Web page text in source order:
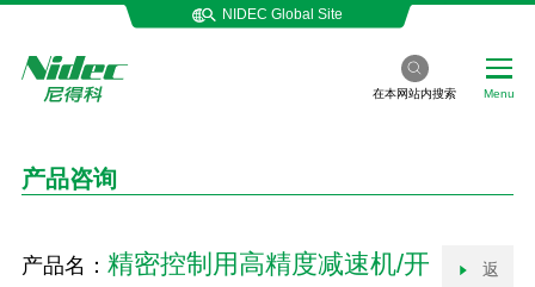
NIDEC Global Site
在本网站内搜索 Menu
产品咨询
产品名： 精密控制用高精度减速机/开
返